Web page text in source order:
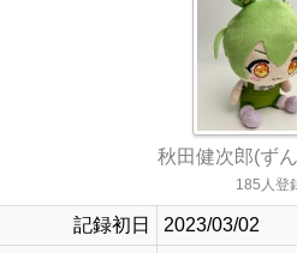
秋田健次郎(ず
185人登
記録初日
2023/03/02